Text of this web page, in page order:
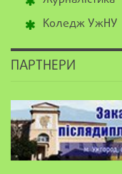
Коледж УжНУ
ПАРТНЕРИ